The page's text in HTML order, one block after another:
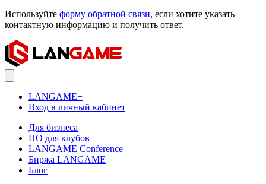
Используйте форму обратной связи, если хотите указать
контактную информацию и получить ответ.
LANGAME+
Вход в личный кабинет
Для бизнеса
ПО для клубов
LANGAME Conference
Биржа LANGAME
Блог